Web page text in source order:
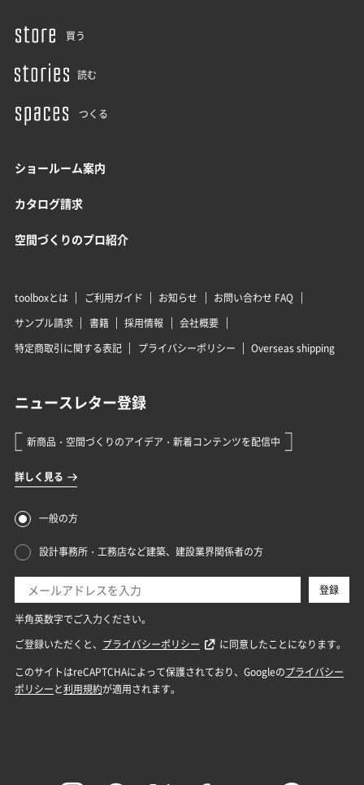
買う
読む
つくる
ショールーム案内
カタログ請求
空間づくりのプロ紹介
toolboxとは ご利用ガイド お知らせ
お問い合わせ FAQ
サンプル請求
書籍 採用情報
会社概要
特定商取引に関する表記
プライバシーポリシー Overseas shipping